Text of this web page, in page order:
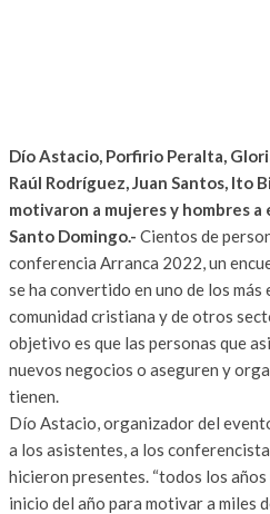
Dío Astacio, Porfirio Peralta,
Raúl Rodríguez, Juan Santos, Ito
motivaron a mujeres y hombres a
Santo Domingo.- Cientos de
conferencia Arranca 2022, un
se ha convertido en uno de los más
comunidad cristiana y de otros
objetivo es que las personas que
nuevos negocios o aseguren y
tienen.
Dío Astacio, organizador del
a los asistentes, a los
hicieron presentes. “todos los
inicio del año para motivar a miles